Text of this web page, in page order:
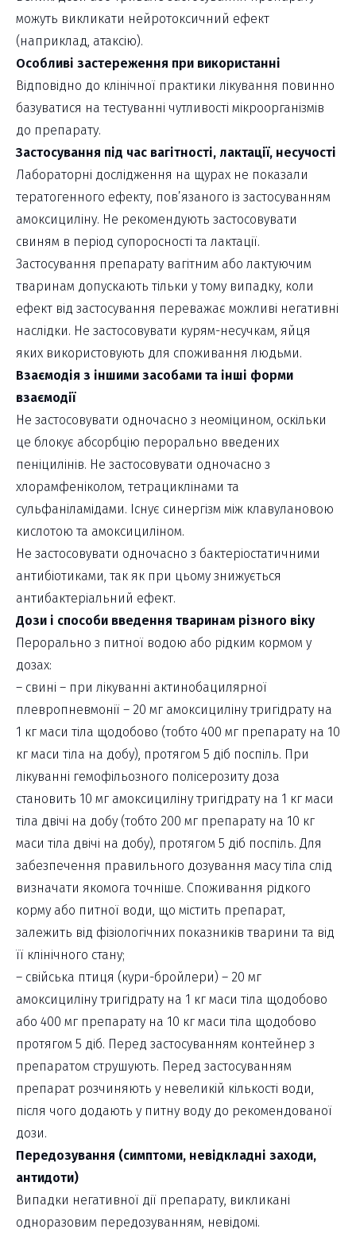
можуть викликати нейротоксичний ефект
(наприклад, атаксію).
Особливі застереження при використанні
Відповідно до клінічної практики лікування повинно
базуватися на тестуванні чутливості мікроорганізмів
до препарату.
Застосування під час вагітності, лактації, несучості
Лабораторні дослідження на щурах не показали
тератогенного ефекту, пов’язаного із застосуванням
амоксициліну. Не рекомендують застосовувати
свиням в період супоросності та лактації.
Застосування препарату вагітним або лактуючим
тваринам допускають тільки у тому випадку, коли
ефект від застосування переважає можливі негативні
наслідки. Не застосовувати курям-несучкам, яйця
яких використовують для споживання людьми.
Взаємодія з іншими засобами та інші форми
взаємодії
Не застосовувати одночасно з неоміцином, оскільки
це блокує абсорбцію перорально введених
пеніцилінів. Не застосовувати одночасно з
хлорамфеніколом, тетрациклінами та
сульфаніламідами. Існує синергізм між клавулановою
кислотою та амоксициліном.
Не застосовувати одночасно з бактеріостатичними
антибіотиками, так як при цьому знижується
антибактеріальний ефект.
Дози і способи введення тваринам різного віку
Перорально з питної водою або рідким кормом у
дозах:
– свині – при лікуванні актинобацилярної
плевропневмонії – 20 мг амоксициліну тригідрату на
1 кг маси тіла щодобово (тобто 400 мг препарату на 10
кг маси тіла на добу), протягом 5 діб поспіль. При
лікуванні гемофільозного полісерозиту доза
становить 10 мг амоксициліну тригідрату на 1 кг маси
тіла двічі на добу (тобто 200 мг препарату на 10 кг
маси тіла двічі на добу), протягом 5 діб поспіль. Для
забезпечення правильного дозування масу тіла слід
визначати якомога точніше. Споживання рідкого
корму або питної води, що містить препарат,
залежить від фізіологічних показників тварини та від
її клінічного стану;
– свійська птиця (кури-бройлери) – 20 мг
амоксициліну тригідрату на 1 кг маси тіла щодобово
або 400 мг препарату на 10 кг маси тіла щодобово
протягом 5 діб. Перед застосуванням контейнер з
препаратом струшують. Перед застосуванням
препарат розчиняють у невеликій кількості води,
після чого додають у питну воду до рекомендованої
дози.
Передозування (симптоми, невідкладні заходи,
антидоти)
Випадки негативної дії препарату, викликані
одноразовим передозуванням, невідомі.